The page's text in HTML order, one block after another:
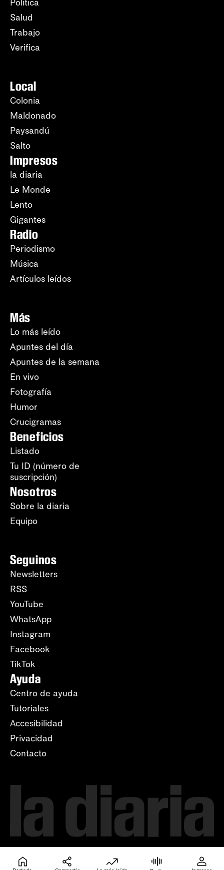
Política
Salud
Trabajo
Verifica
Local
Colonia
Maldonado
Paysandú
Salto
Impresos
la diaria
Le Monde
Lento
Gigantes
Radio
Periodismo
Música
Artículos leídos
Más
Lo más leído
Apuntes del día
Apuntes de la semana
En vivo
Fotografía
Humor
Crucigramas
Beneficios
Listado
Tu ID (número de
suscripción)
Nosotros
Sobre la diaria
Equipo
Seguinos
Newsletters
RSS
YouTube
WhatsApp
Instagram
Facebook
TikTok
Ayuda
Centro de ayuda
Tutoriales
Accesibilidad
Privacidad
Contacto